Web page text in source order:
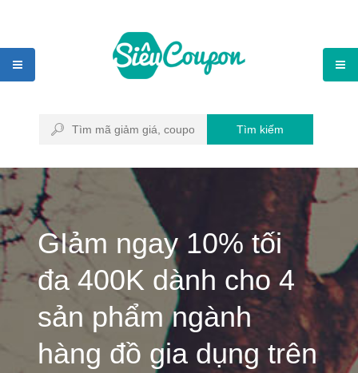
Tìm kiếm
GIảm ngay 10% tối
đa 400K dành cho 4
sản phẩm ngành
hàng đồ gia dụng trên